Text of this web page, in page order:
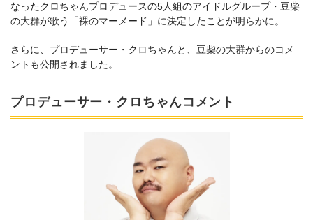
なったクロちゃんプロデュースの5人組のアイドルグループ・豆柴
の大群が歌う「裸のマーメード」に決定したことが明らかに。
さらに、プロデューサー・クロちゃんと、豆柴の大群からのコメ
ントも公開されました。
プロデューサー・クロちゃんコメント